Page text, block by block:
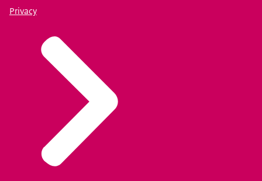
Privacy